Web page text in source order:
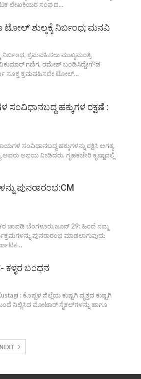
ಲೇಖಕಿಯರ ಸಂಘದ…
ಟೋಲ್ ಶುಲ್ಕಕ್ಕೆ ನಿರ್ಬಂಧ; ಮನವಿ
ನಿರ್ಬಂಧ; ಕ್ರಮವಹಿಸಲು ಮುಖ್ಯಮಂತ್ರಿ
ಗಣಿಗ, ರಮೇಶ್ ಬಂಡಿಸಿದ್ದೇಗೌಡ
ಸೂಕ್ತ ಕ್ರಮವಹಿಸದೇ ಟೋಲ್…
ಸಂವಿಧಾನಬದ್ದ ಹಕ್ಕುಗಳ ರಕ್ಷಣೆ :
ಸಂವಿಧಾನಬದ್ದ ಹಕ್ಕುಗಳನ್ನು ರಕ್ಷಿಸಿ ಅಗತ್ಯ
ಅಭಯ ನೀಡಿದರು. ಗೃಹಕಚೇರಿ ಕೃಷ್ಣಾದಲ್ಲಿ
ಪುನರಾರಂಭ:CM
ಚಾವಡಿ ಬೆಂಗಳೂರು,ಜೂನ್ 29: ಹಿಂದೆ ನಮ್ಮ
ಪುನರಾರಂಭ ಮಾಡಲಾಗುವುದು
ಕಳ್ಳರ ಬಂಧನ
: ಕೊಪ್ಪಳ ಜಿಲ್ಲೆಯ ಕುಷ್ಟಗಿ ವೃತ್ತದ ಕುಷ್ಟಗಿ
ನಿಲ್ಲಿಸಿದ ಮೋಟಾರ್ ಸೈಕಲ್‌ಗಳನ್ನು ಹಾಗೂ
NEXT